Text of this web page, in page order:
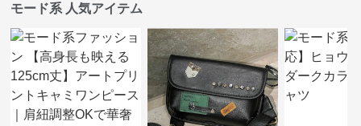
モード系 人気アイテム